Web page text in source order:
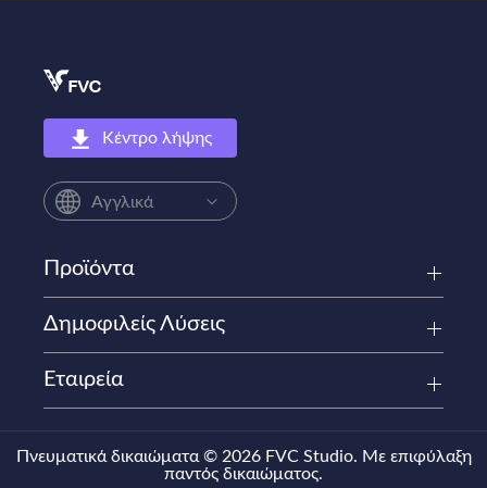
Κέντρο λήψης
Αγγλικά
Προϊόντα
Δημοφιλείς Λύσεις
Εταιρεία
Πνευματικά δικαιώματα © 2026 FVC Studio. Με επιφύλαξη
παντός δικαιώματος.